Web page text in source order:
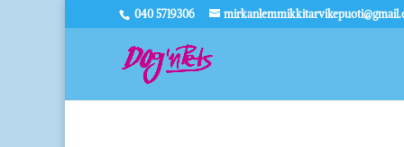
040 5719306